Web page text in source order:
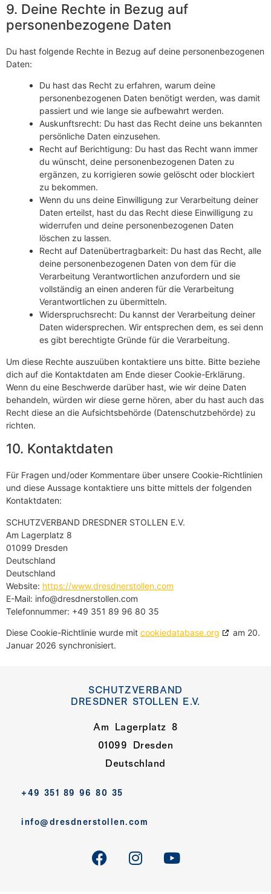
9. Deine Rechte in Bezug auf
personenbezogene Daten
Du hast folgende Rechte in Bezug auf deine personenbezogenen
Daten:
Du hast das Recht zu erfahren, warum deine
personenbezogenen Daten benötigt werden, was damit
passiert und wie lange sie aufbewahrt werden.
Auskunftsrecht: Du hast das Recht deine uns bekannten
persönliche Daten einzusehen.
Recht auf Berichtigung: Du hast das Recht wann immer
du wünscht, deine personenbezogenen Daten zu
ergänzen, zu korrigieren sowie gelöscht oder blockiert
zu bekommen.
Wenn du uns deine Einwilligung zur Verarbeitung deiner
Daten erteilst, hast du das Recht diese Einwilligung zu
widerrufen und deine personenbezogenen Daten
löschen zu lassen.
Recht auf Datenübertragbarkeit: Du hast das Recht, alle
deine personenbezogenen Daten von dem für die
Verarbeitung Verantwortlichen anzufordern und sie
vollständig an einen anderen für die Verarbeitung
Verantwortlichen zu übermitteln.
Widerspruchsrecht: Du kannst der Verarbeitung deiner
Daten widersprechen. Wir entsprechen dem, es sei denn
es gibt berechtigte Gründe für die Verarbeitung.
Um diese Rechte auszuüben kontaktiere uns bitte. Bitte beziehe
dich auf die Kontaktdaten am Ende dieser Cookie-Erklärung.
Wenn du eine Beschwerde darüber hast, wie wir deine Daten
behandeln, würden wir diese gerne hören, aber du hast auch das
Recht diese an die Aufsichtsbehörde (Datenschutzbehörde) zu
richten.
10. Kontaktdaten
Für Fragen und/oder Kommentare über unsere Cookie-Richtlinien
und diese Aussage kontaktiere uns bitte mittels der folgenden
Kontaktdaten:
SCHUTZVERBAND DRESDNER STOLLEN E.V.
Am Lagerplatz 8
01099 Dresden
Deutschland
Deutschland
Website: https://www.dresdnerstollen.com
E-Mail: info@dresdnerstollen.com
Telefonnummer: +49 351 89 96 80 35
Diese Cookie-Richtlinie wurde mit cookiedatabase.org
am 20.
Januar 2026 synchronisiert.
SCHUTZVERBAND
DRESDNER STOLLEN E.V.
Am Lagerplatz 8
01099 Dresden
Deutschland
+49 351 89 96 80 35
info@dresdnerstollen.com
DE